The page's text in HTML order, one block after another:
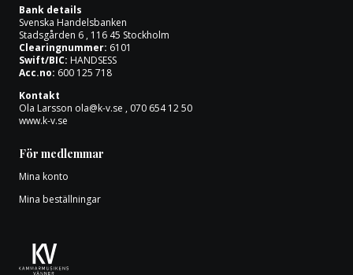
Bank details
Svenska Handelsbanken
Stadsgården 6 , 116 45 Stockholm
Clearingnummer: 6101
Swift/BIC: HANDSESS
Acc.no: 600 125 718
Kontakt
Ola Larsson ola@k-v.se , 070 654 12 50
www.k-v.se
För medlemmar
Mina konto
Mina beställningar